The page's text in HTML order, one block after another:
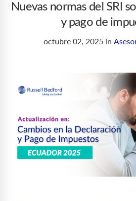
Nuevas normas del SRI
y pago de
octubre 02, 2025 in